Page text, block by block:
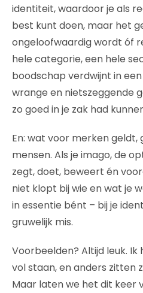
identiteit, waardoor je als
best kunt doen, maar het
ongeloofwaardig wordt óf
hele categorie, een hele
boodschap verdwijnt in
wrange en nietszeggende
zo goed in je zak had
En: wat voor merken
mensen. Als je imago, de
zegt, doet, beweert én
niet klopt bij wie en wat je
in essentie bént – bij je
gruwelijk mis.
Voorbeelden? Altijd leuk.
vol staan, en anders zitten
Maar laten we het dit keer